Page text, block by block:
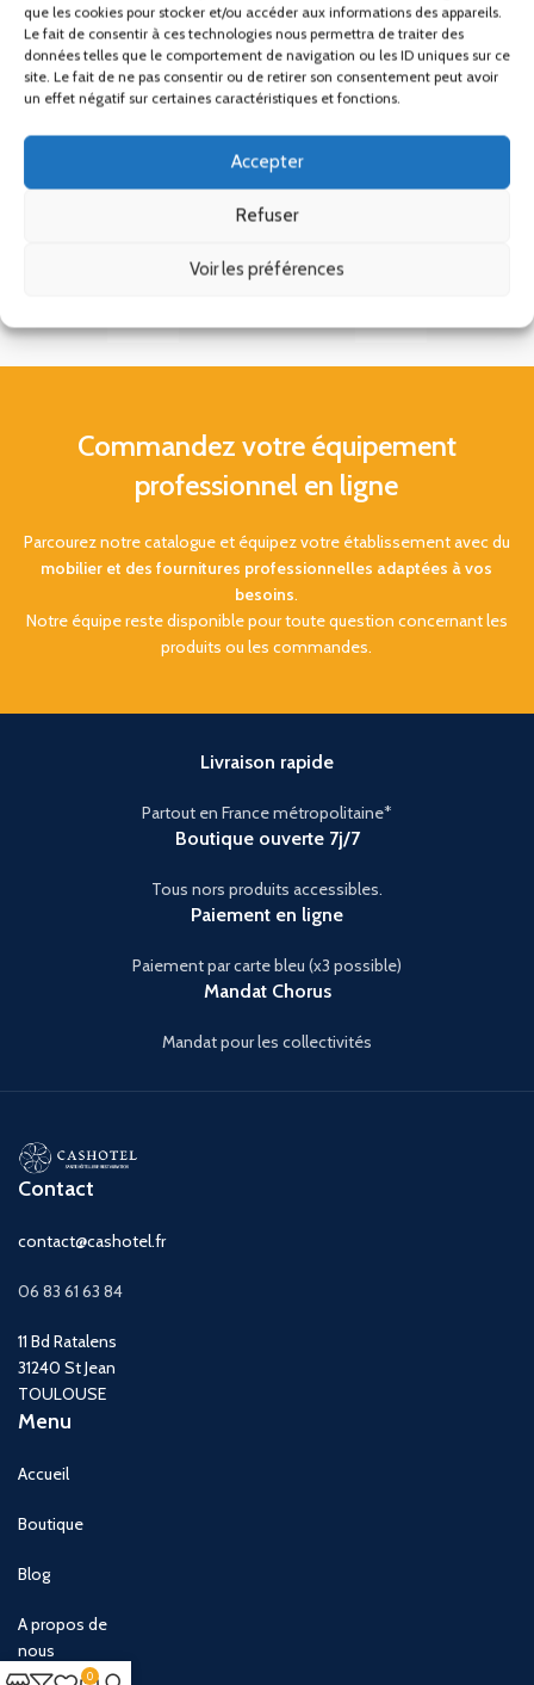
que les cookies pour stocker et/ou accéder aux informations des appareils.
Le fait de consentir à ces technologies nous permettra de traiter des
données telles que le comportement de navigation ou les ID uniques sur ce
site. Le fait de ne pas consentir ou de retirer son consentement peut avoir
un effet négatif sur certaines caractéristiques et fonctions.
Accepter
Refuser
Voir les préférences
Commandez votre équipement
professionnel en ligne
Parcourez notre catalogue et équipez votre établissement avec du
mobilier et des fournitures professionnelles adaptées à vos
besoins.
Notre équipe reste disponible pour toute question concernant les
produits ou les commandes.
Livraison rapide
Partout en France métropolitaine*
Boutique ouverte 7j/7
Tous nors produits accessibles.
Paiement en ligne
Paiement par carte bleu (x3 possible)
Mandat Chorus
Mandat pour les collectivités
Contact
contact@cashotel.fr
06 83 61 63 84
11 Bd Ratalens
31240 St Jean
TOULOUSE
Menu
Accueil
Boutique
Blog
A propos de
nous
0